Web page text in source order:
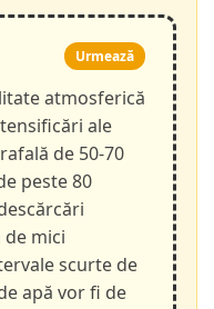
Urmează
atmosferică
ale
de 50-70
peste 80
mici
scurte de
apă vor fi de